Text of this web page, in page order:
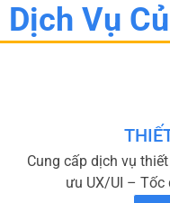
Dịch Vụ
Cung cấp dịch vụ
ưu UX/UI – Tốc